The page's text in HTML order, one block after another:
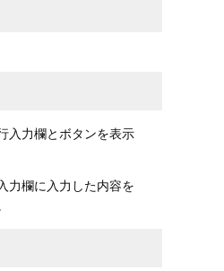
入力欄とボタンを表示
力欄に入力した内容を